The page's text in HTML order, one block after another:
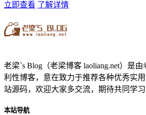
立即查看 了解详情
老梁`s Blog（老梁博客 laoliang.net）是
利性博客，意在致力于推荐各种优秀实
站源码，欢迎大家多交流，期待共同学习
本站导航